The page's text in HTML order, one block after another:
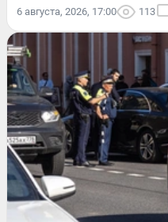
6 августа, 2026, 17:00 113